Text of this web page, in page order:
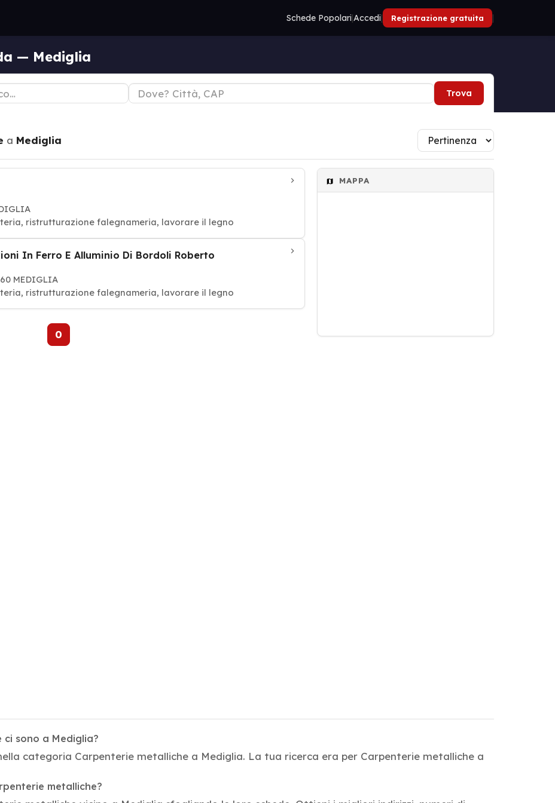
Schede Popolari|Accedi| Registrazione gratuita |
— Mediglia
Trova
a Mediglia
ristrutturazione falegnameria, lavorare il legno
In Ferro E Alluminio Di Bordoli Roberto
MEDIGLIA
ristrutturazione falegnameria, lavorare il legno
0
MAPPA
sono a Mediglia?
categoria Carpenterie metalliche a Mediglia. La tua ricerca era per Carpenterie metalliche a
metalliche?